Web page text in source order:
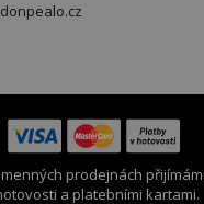
prodejnách
a platebními kartami.